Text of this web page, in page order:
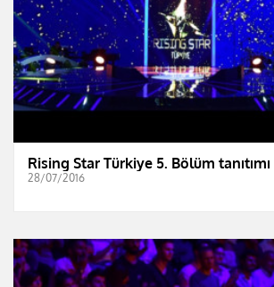
Rising Star Türkiye 5. Bölüm tanıtımı
28/07/2016